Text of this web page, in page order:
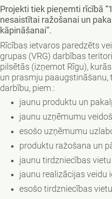
Projekti tiek pieņemti rīcībā
nesaistītai ražošanai un
kāpināšanai”.
Rīcības ietvaros paredzēts
grupas (VRG) darbības
pilsētās (izņemot Rīgu),
un prasmju
darbību, piem.:
jaunu produktu un
jaunu uzņēmumu
esošo uzņēmumu
produktu ražošana un
jaunu tirdzniecības
jaunu realizācijas veidu
esošo tirdzniecības